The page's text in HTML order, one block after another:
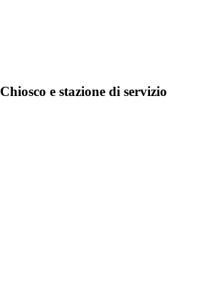
Chiosco e stazione di servizio